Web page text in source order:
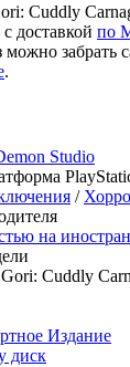
Cuddly
доставкой по
забрать
.
Studio
/
на
Cuddly
Издание
диск